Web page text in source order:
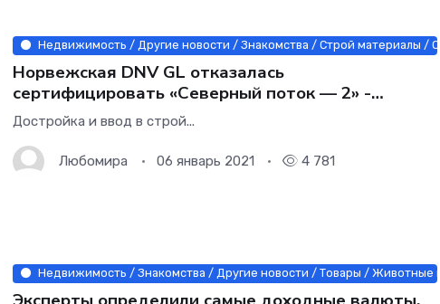
Недвижимость / Другие новости / Знакомства / Строй материалы /
Норвежская DNV GL отказалась
сертифицировать «Северный поток — 2» -
«Бизнес»
Достройка и ввод в строй...
Любомира 06 январь 2021 4 781
Недвижимость / Знакомства / Другие новости / Товары / Животные